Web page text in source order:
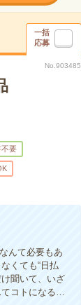
一括
応募
No.903485
不要
んて必要もあ
くても“日払
聞いて、いざ
てコトになる…